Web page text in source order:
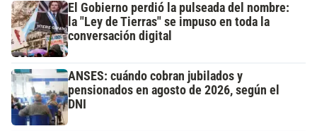
El Gobierno perdió la pulseada del nombre:
la "Ley de Tierras" se impuso en toda la
conversación digital
ANSES: cuándo cobran jubilados y
pensionados en agosto de 2026, según el
DNI